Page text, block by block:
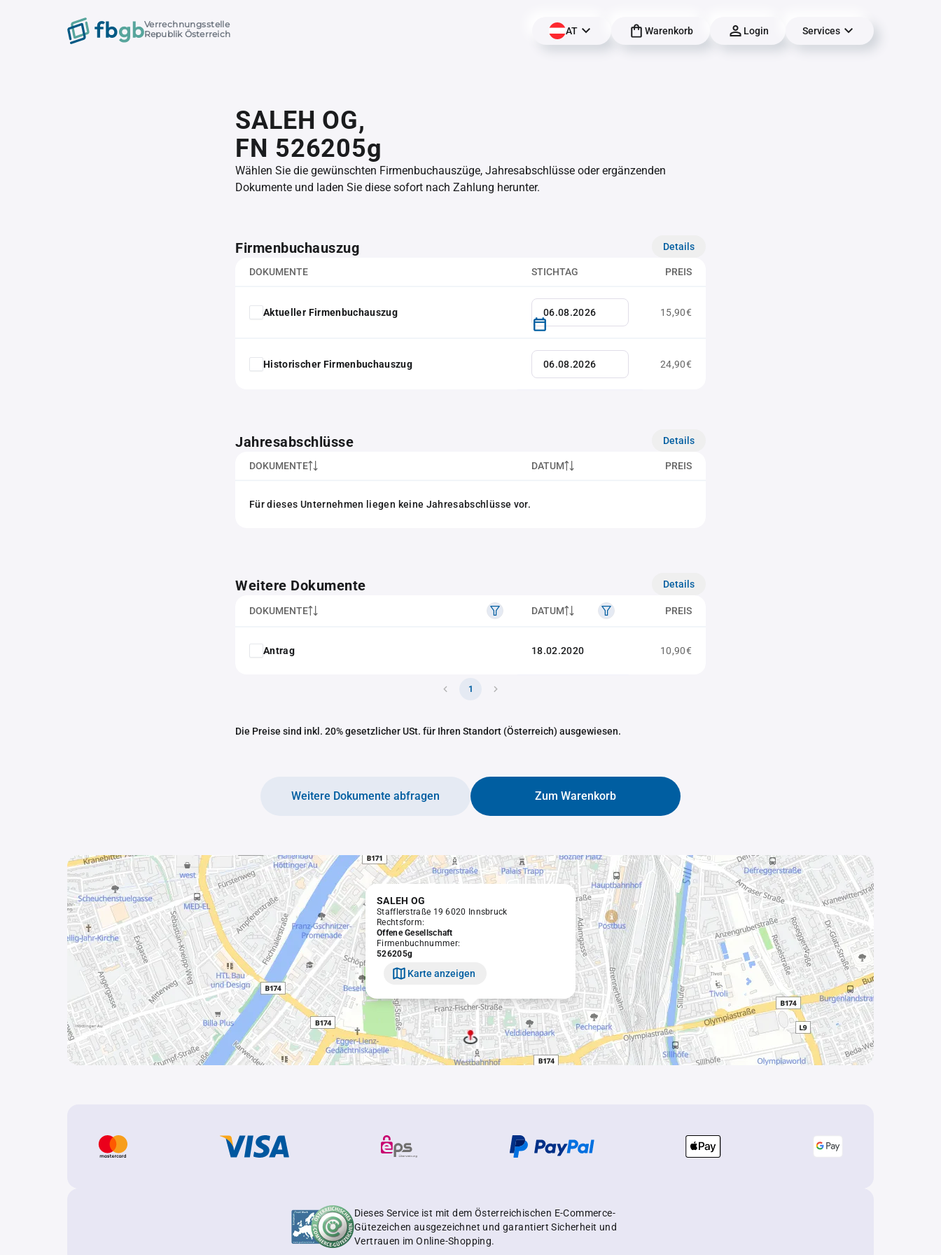
Verrechnungsstelle
Republik Österreich
AT Warenkorb Login Services
SALEH OG,
FN 526205g
Wählen Sie die gewünschten Firmenbuchauszüge, Jahresabschlüsse oder ergänzenden
Dokumente und laden Sie diese sofort nach Zahlung herunter.
Firmenbuchauszug Details
DOKUMENTE STICHTAG PREIS
Aktueller Firmenbuchauszug 15,90€
Historischer Firmenbuchauszug 24,90€
Jahresabschlüsse Details
DOKUMENTE DATUM PREIS
Für dieses Unternehmen liegen keine Jahresabschlüsse vor.
Weitere Dokumente Details
DOKUMENTE DATUM PREIS
Antrag 18.02.2020 10,90€
1
Die Preise sind inkl. 20% gesetzlicher USt. für Ihren Standort (Österreich) ausgewiesen.
Zum Warenkorb
Weitere Dokumente abfragen
SALEH OG
Stafflerstraße 19 6020 Innsbruck
Rechtsform:
Offene Gesellschaft
Firmenbuchnummer:
526205g
Karte anzeigen
Dieses Service ist mit dem Österreichischen E-Commerce-
Gütezeichen ausgezeichnet und garantiert Sicherheit und
Vertrauen im Online-Shopping.